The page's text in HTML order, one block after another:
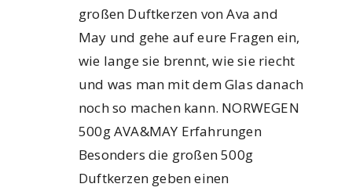
großen Duftkerzen von Ava and
May und gehe auf eure Fragen ein,
wie lange sie brennt, wie sie riecht
und was man mit dem Glas danach
noch so machen kann. NORWEGEN
500g AVA&MAY Erfahrungen
Besonders die großen 500g
Duftkerzen geben einen